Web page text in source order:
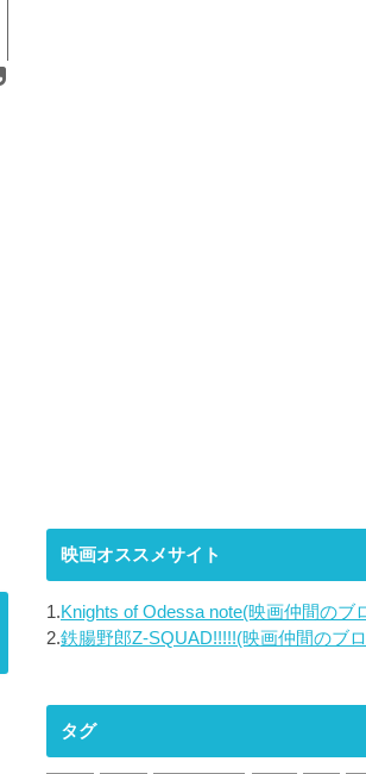
映画オススメサイト
1.Knights of Odessa note(映画仲間のブ
2.鉄腸野郎Z-SQUAD!!!!!(映画仲間のブ
タグ